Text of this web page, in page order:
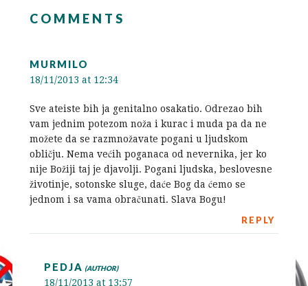
COMMENTS
MURMILO
18/11/2013 at 12:34
Sve ateiste bih ja genitalno osakatio. Odrezao bih
vam jednim potezom noža i kurac i muda pa da ne
možete da se razmnožavate pogani u ljudskom
obličju. Nema većih poganaca od nevernika, jer ko
nije Božiji taj je djavolji. Pogani ljudska, beslovesne
životinje, sotonske sluge, daće Bog da ćemo se
jednom i sa vama obračunati. Slava Bogu!
REPLY
PEDJA
18/11/2013 at 13:57